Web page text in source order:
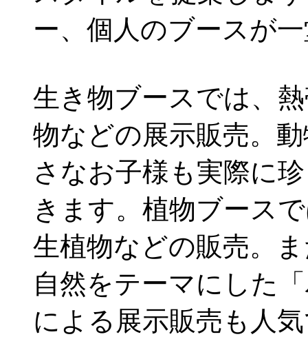
ー、個人のブースが
生き物ブースでは、
物などの展示販売。
さなお子様も実際に
きます。植物ブース
生植物などの販売。
自然をテーマにした
による展示販売も人